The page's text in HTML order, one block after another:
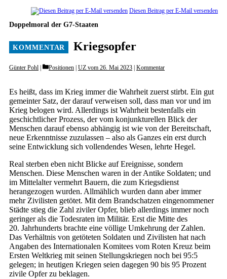
Diesen Beitrag per E-Mail versenden
Doppelmoral der G7-Staaten
Kriegsopfer
Günter Pohl Categories
Positionen UZ vom 26. Mai 2023 Kommentar
Es heißt, dass im Krieg immer die Wahrheit zuerst stirbt. Ein gut
gemeinter Satz, der darauf verweisen soll, dass man vor und im
Krieg belogen wird. Allerdings ist Wahrheit bestenfalls ein
geschichtlicher Prozess, der vom konjunkturellen Blick der
Menschen darauf ebenso abhängig ist wie von der Bereitschaft,
neue Erkenntnisse zuzulassen – also als Ganzes ein erst durch
seine Entwicklung sich vollendendes Wesen, lehrte Hegel.
Real sterben eben nicht Blicke auf Ereignisse, sondern
Menschen. Diese Menschen waren in der Antike Soldaten; und
im Mittelalter vermehrt Bauern, die zum Kriegsdienst
herangezogen wurden. Allmählich wurden dann aber immer
mehr Zivilisten getötet. Mit dem Brandschatzen eingenommener
Städte stieg die Zahl ziviler Opfer, blieb allerdings immer noch
geringer als die Todesraten im Militär. Erst die Mitte des
20. Jahrhunderts brachte eine völlige Umkehrung der Zahlen.
Das Verhältnis von getöteten Soldaten und Zivilisten hat nach
Angaben des Internationalen Komitees vom Roten Kreuz beim
Ersten Weltkrieg mit seinen Stellungskriegen noch bei 95:5
gelegen; in heutigen Kriegen seien dagegen 90 bis 95 Prozent
zivile Opfer zu beklagen.